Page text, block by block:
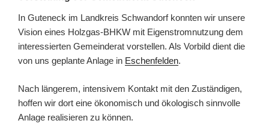
In Guteneck im Landkreis Schwandorf konnten wir unsere
Vision eines Holzgas-BHKW mit Eigenstromnutzung dem
interessierten Gemeinderat vorstellen. Als Vorbild dient die
von uns geplante Anlage in Eschenfelden.
Nach längerem, intensivem Kontakt mit den Zuständigen,
hoffen wir dort eine ökonomisch und ökologisch sinnvolle
Anlage realisieren zu können.